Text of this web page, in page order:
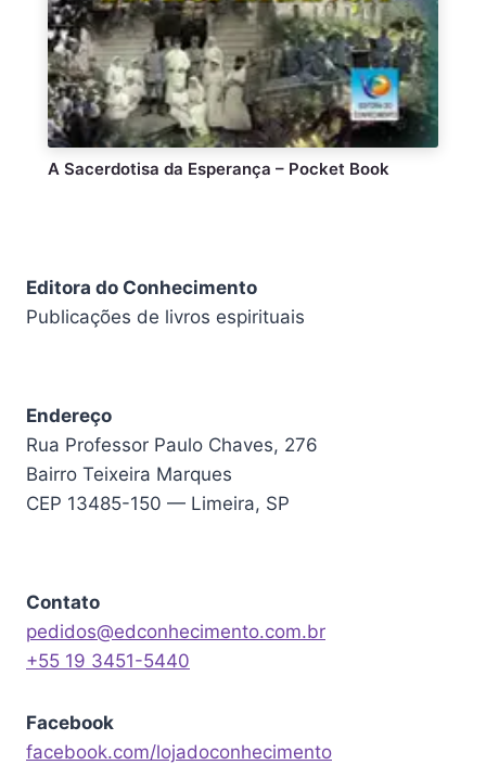
A Sacerdotisa da Esperança – Pocket Book
Editora do Conhecimento
Publicações de livros espirituais
Endereço
Rua Professor Paulo Chaves, 276
Bairro Teixeira Marques
CEP 13485-150 — Limeira, SP
Contato
pedidos@edconhecimento.com.br
+55 19 3451-5440
Facebook
facebook.com/lojadoconhecimento